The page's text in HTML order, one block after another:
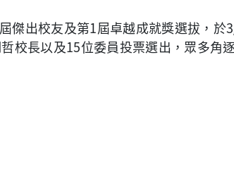
傑出校友及第1屆卓越成就獎選拔，於
校長以及15位委員投票選出，眾多角